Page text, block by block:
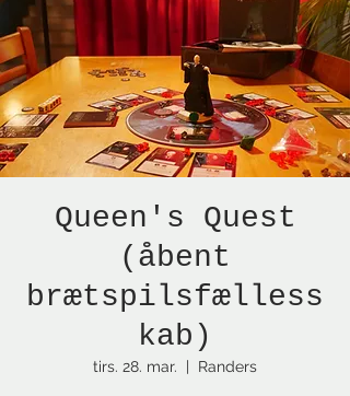
Queen's Quest
(åbent
brætspilsfælless
kab)
tirs. 28. mar.
  |
Randers